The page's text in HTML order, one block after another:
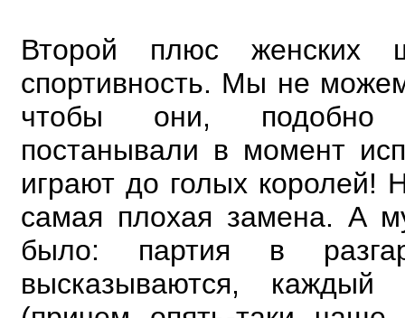
Второй плюс женских
спортивность. Мы не
чтобы они, подобно
постанывали в момент
играют до голых королей!
самая плохая замена. А
было: партия в
высказываются, каждый